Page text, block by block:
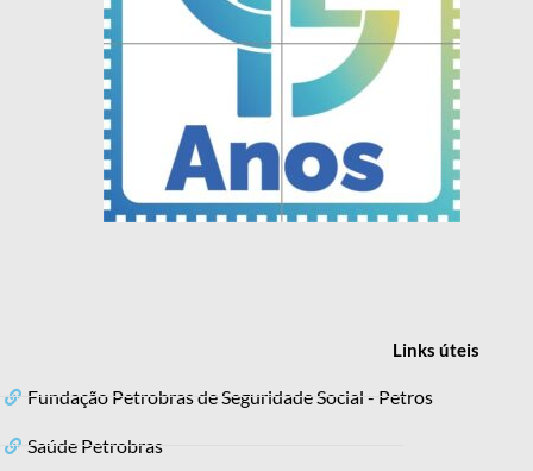
Linksúteis
Fundação Petrobras de Seguridade Social - Petros
Saúde Petrobras